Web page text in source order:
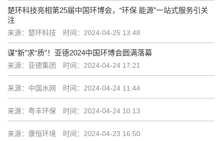
楚环科技亮相第25届中国环博会，“环保 能源”一站式服务引关
注
来源：楚环科技 时间：2024-04-25 13:48
谋“新”求“质”！亚德2024中国环博会圆满落幕
来源：亚德集团 时间：2024-04-24 17:21
来源：中国水网 时间：2024-04-24 11:44
来源：粤丰环保 时间：2024-04-24 10:13
来源：康恒环境 时间：2024-04-23 16:50